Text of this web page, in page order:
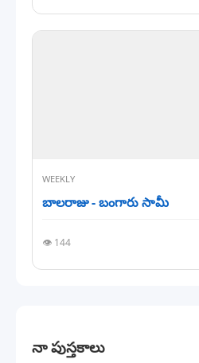
WEEKLY
బాలరాజు - బంగారు సామీ
👁️ 144
నా పుస్తకాలు